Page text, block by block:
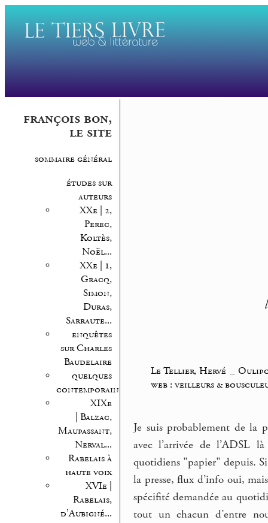
françois bon,
le site
sommaire général
études sur
auteurs
XXe | 2,
Perec,
Koltès,
Noël...
XXe | 1,
Gracq,
Simon,
Duras,
Sarraute...
enquêtes
sur Charles
Baudelaire
quelques
contemporains
XIXe
| Balzac,
Maupassant,
Nerval...
Rabelais à
haute voix
XVIe |
Rabelais,
d’Aubigné...
Le Tellier, Hervé _
web : veilleurs &
Je suis probablement de la
avec l’arrivée de l’ADSL
quotidiens "papier" depuis. Si
la presse, flux d’info oui,
spécifité demandée au
tout un chacun d’entre